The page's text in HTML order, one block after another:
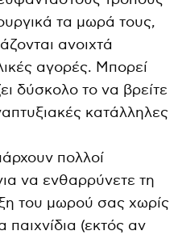
τα μωρά τους,
ανοιχτά
αγορές. Μπορεί
δύσκολο το να βρείτε
κατάλληλες
πολλοί
να ενθαρρύνετε τη
του μωρού σας χωρίς
(εκτός αν